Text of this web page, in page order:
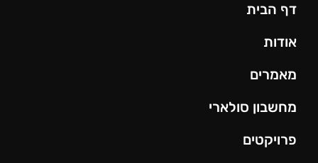
דף הבית
אודות
מאמרים
מחשבון סולארי
פרויקטים